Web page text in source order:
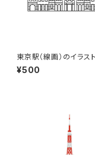
東京駅（線画）のイラスト
¥500